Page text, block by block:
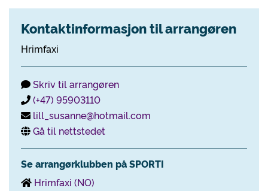
Kontaktinformasjon til arrangøren
Hrimfaxi
Skriv til arrangøren
(+47) 95903110
lill_susanne@hotmail.com
Gå til nettstedet
Se arrangørklubben på SPORTI
Hrimfaxi (NO)